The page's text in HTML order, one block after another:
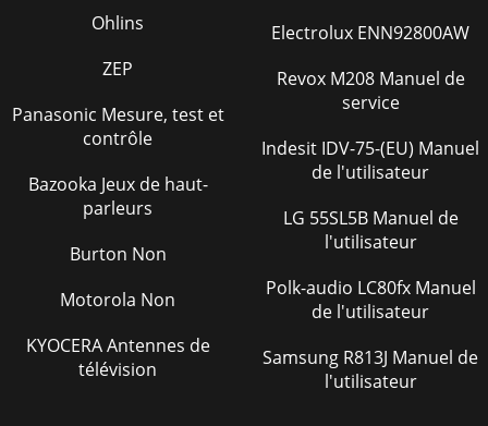
Ohlins
ZEP
Panasonic Mesure, test et
contrôle
Bazooka Jeux de haut-
parleurs
Burton Non
Motorola Non
KYOCERA Antennes de
télévision
Electrolux ENN92800AW
Revox M208 Manuel de
service
Indesit IDV-75-(EU) Manuel
de l'utilisateur
LG 55SL5B Manuel de
l'utilisateur
Polk-audio LC80fx Manuel
de l'utilisateur
Samsung R813J Manuel de
l'utilisateur